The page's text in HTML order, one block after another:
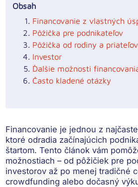
Obsah
Financovanie z vlastných
Pôžička pre podnikateľov
Pôžička od rodiny a priateľov
Investor
Ďalšie možnosti
Často kladené otázky
Financovanie je jednou z
ktoré odradia začínajúcich
štartom. Tento článok vám
možnostiach – od pôžičiek pre
investorov až po menej tradičné
crowdfunding alebo dočasný